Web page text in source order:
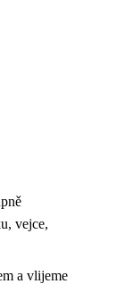
vejce,
a vlijeme